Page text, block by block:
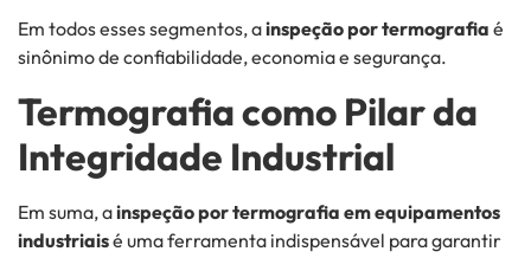
Em todos esses segmentos, ainspeção por termografia é
sinônimo de confiabilidade, economia e segurança.
Termografia como Pilar da
Integridade Industrial
Em suma, ainspeção por termografia em equipamentos
industriaisé uma ferramenta indispensável para garantir